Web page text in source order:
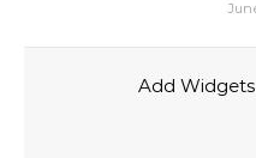
Add